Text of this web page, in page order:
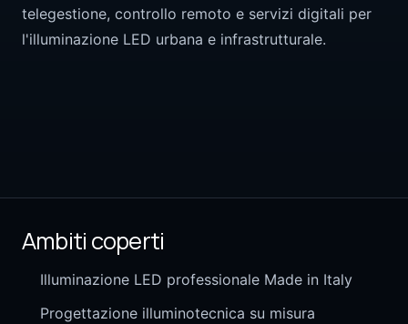
telegestione, controllo remoto e servizi digitali per
l'illuminazione LED urbana e infrastrutturale.
Ambiti coperti
Illuminazione LED professionale Made in Italy
Progettazione illuminotecnica su misura